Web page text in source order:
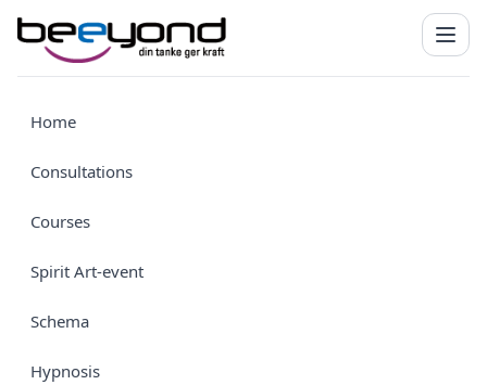
Home
Consultations
Courses
Spirit Art-event
Schema
Hypnosis